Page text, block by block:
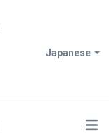
Japanese